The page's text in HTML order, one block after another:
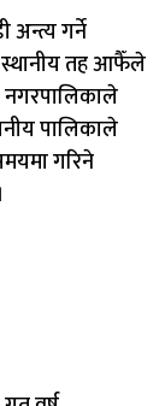
अन्त्य गर्ने
स्थानीय तह आफैँले
नगरपालिकाले
पालिकाले
गरिने